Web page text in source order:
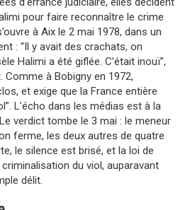
pour faire reconnaître le crime
à Aix le 2 mai 1978, dans un
: “Il y avait des crachats, on
Halimi a été giflée. C’était inouï”,
Comme à Bobigny en 1972,
et exige que la France entière
L’écho dans les médias est à la
verdict tombe le 3 mai : le meneur
ferme, les deux autres de quatre
le silence est brisé, et la loi de
criminalisation du viol, auparavant
délit.